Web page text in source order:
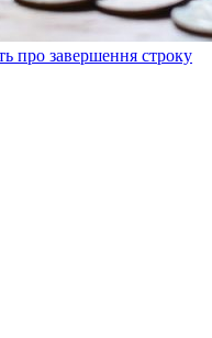
про завершення строку